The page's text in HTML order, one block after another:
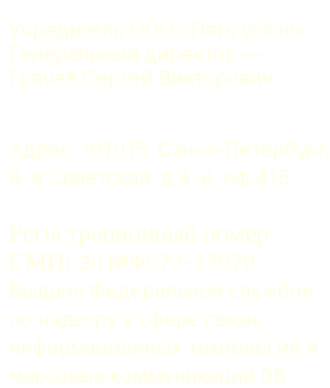
Учредитель ООО «Пять углов».
Генеральный директор —
Грачев Сергей Викторович
Адрес: 191015, Санкт-Петербург,
9-я Советская, д.4-6, оф.415
Регистрационный номер
СМИ: Эл №ФС77-37070.
Выдано Федеральной службой
по надзору в сфере связи,
информационных технологий и
массовых коммуникаций 06